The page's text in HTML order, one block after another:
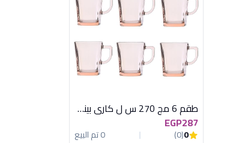
طقم 6 مج 270 س ل كارى بينك باسابتشة
EGP287
0
(0)
0 تم البيع